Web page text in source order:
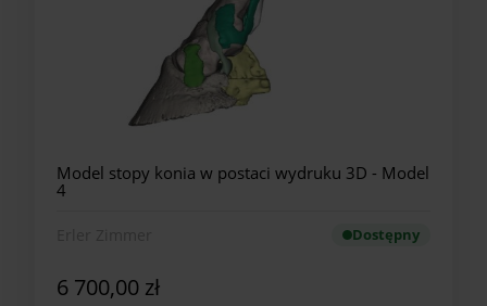
Model stopy konia w postaci wydruku 3D - Model
4
Dostępny
6 700,00 zł